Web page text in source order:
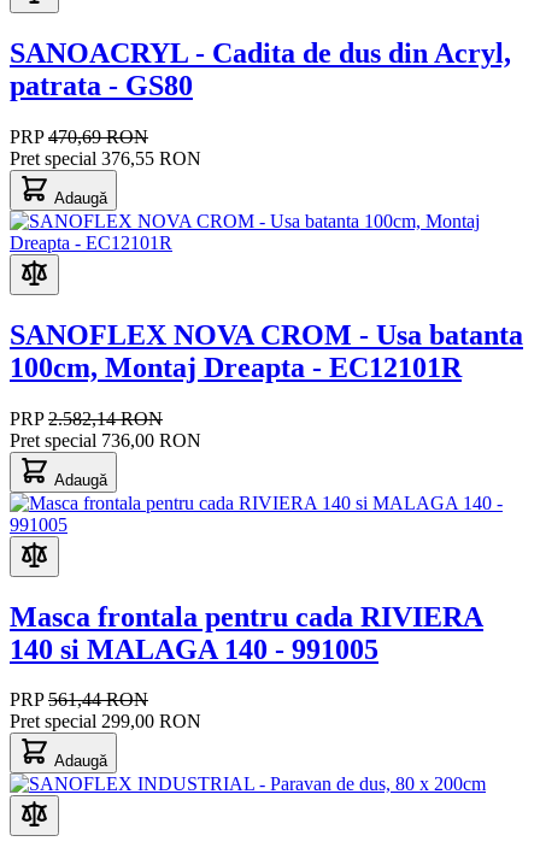
SANOACRYL - Cadita de dus din Acryl,
patrata - GS80
PRP 470,69 RON
Pret special 376,55 RON
Adaugă
SANOFLEX NOVA CROM - Usa batanta
100cm, Montaj Dreapta - EC12101R
PRP 2.582,14 RON
Pret special 736,00 RON
Adaugă
Masca frontala pentru cada RIVIERA
140 si MALAGA 140 - 991005
PRP 561,44 RON
Pret special 299,00 RON
Adaugă